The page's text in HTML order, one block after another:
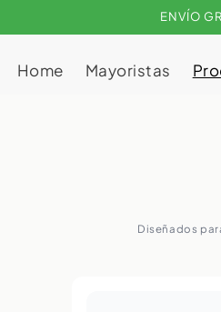
ENVÍO
Home Mayoristas
Diseñados